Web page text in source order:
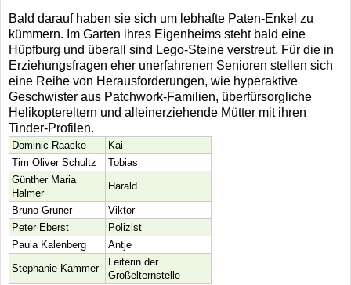
Bald darauf haben sie sich um lebhafte Paten-Enkel zu
kümmern. Im Garten ihres Eigenheims steht bald eine
Hüpfburg und überall sind Lego-Steine verstreut. Für die in
Erziehungsfragen eher unerfahrenen Senioren stellen sich
eine Reihe von Herausforderungen, wie hyperaktive
Geschwister aus Patchwork-Familien, überfürsorgliche
Helikoptereltern und alleinerziehende Mütter mit ihren
Tinder-Profilen.
Dominic Raacke
Kai
Tim Oliver Schultz
Tobias
Günther Maria
Halmer
Harald
Bruno Grüner
Viktor
Peter Eberst
Polizist
Paula Kalenberg
Antje
Stephanie Kämmer
Leiterin der
Großelternstelle